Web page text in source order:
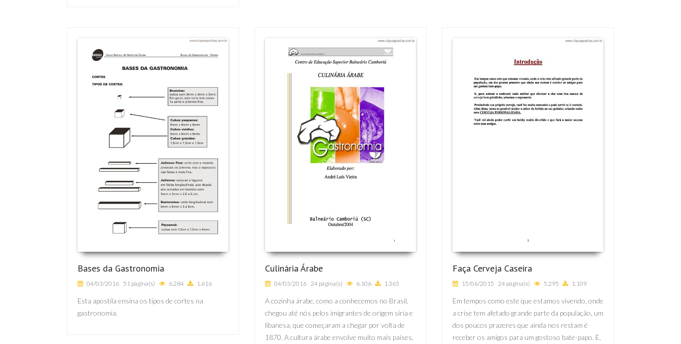
Bases da Gastronomia
04/03/2016 51 página(s) 6.284 1.616
Esta apostila ensina os tipos de cortes na
gastronomia.
Culinária Árabe
04/03/2016 24 página(s) 6.106 1.365
A cozinha árabe, como a conhecemos no Brasil,
chegou até nós pelos imigrantes de origem síria e
libanesa, que começaram a chegar por volta de
1870. A cultura árabe envolve muito mais países,
Faça Cerveja Caseira
15/06/2015 24 página(s) 5.295 1.109
Em tempos como este que estamos vivendo, onde
a crise tem afetado grande parte da população, um
dos poucos prazeres que ainda nos restam é
receber os amigos para um gostoso bate-papo. E,